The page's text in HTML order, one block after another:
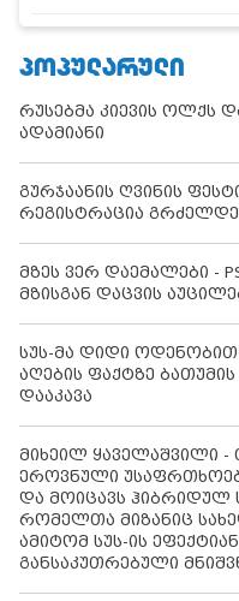
ᲞᲝᲞᲣᲚᲐᲠᲣᲚᲘ
რუსებმა კიევის ოლქს
ადამიანი
გურჯაანის ღვინის
რეგისტრაცია
მზეს ვერ დაემალები -
მზისგან დაცვის
სუს-მა დიდი
აღების ფაქტზე
დააკავა
მიხეილ ყაველაშვილი
ეროვნული
და მოიცავს
რომელთა მიზანიც
ამიტომ სუს-ის
განსაკუთრებული